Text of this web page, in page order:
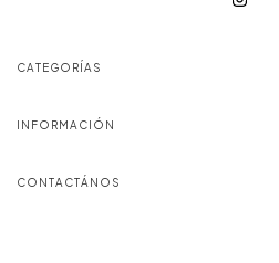
CATEGORÍAS
INFORMACIÓN
CONTACTÁNOS